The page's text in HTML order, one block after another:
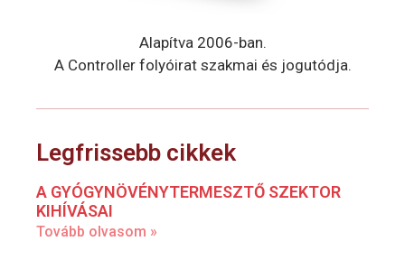
Alapítva 2006-ban.
A Controller folyóirat szakmai és jogutódja.
Legfrissebb cikkek
A GYÓGYNÖVÉNYTERMESZTŐ SZEKTOR
KIHÍVÁSAI
Tovább olvasom »